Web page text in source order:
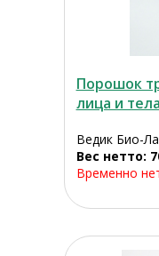
Порошок
лица и тела
Ведик Био-
Вес нетто:
Временно